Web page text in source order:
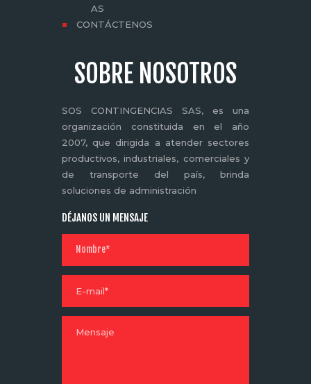
AS
CONTÁCTENOS
SOBRE NOSOTROS
SOS CONTINGENCIAS SAS, es una
organización constituida en el año
2007, que dirigida a atender sectores
productivos, industriales, comerciales y
de transporte del país, brinda
soluciones de administración
DÉJANOS UN MENSAJE